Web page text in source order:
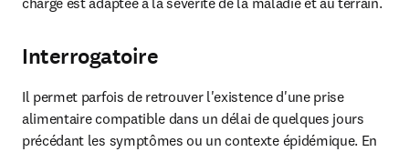
Interrogatoire
Il permet parfois de retrouver l'existence d'une prise
alimentaire compatible dans un délai de quelques jours
précédant les symptômes ou un contexte épidémique. En